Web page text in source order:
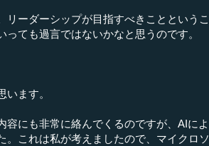
ーダーシップが目指すべきことというこ
ても過言ではないかなと思うのです。
ます。
にも非常に絡んでくるのですが、AIによ
。これは私が考えましたので、マイクロソ